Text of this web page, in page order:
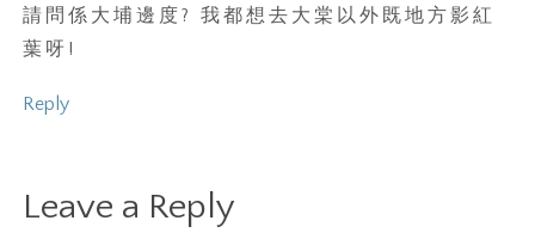
請問係大埔邊度? 我都想去大棠以外既地方影紅
葉呀!
Reply
Leave a Reply